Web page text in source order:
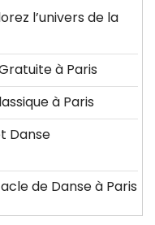
l’univers de la
à Paris
à Paris
Danse
de Danse à Paris